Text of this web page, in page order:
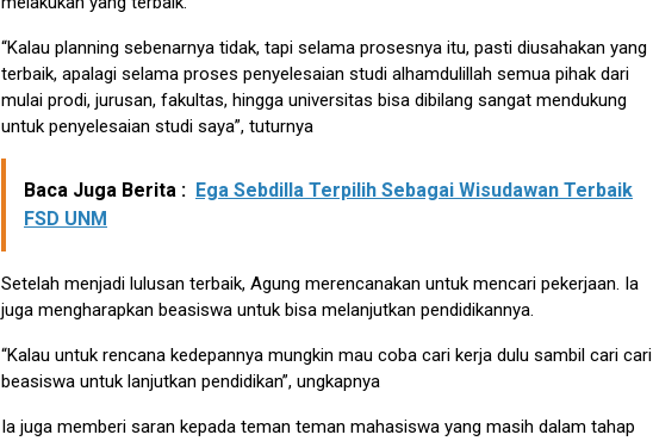
“Kalau planning sebenarnya tidak, tapi selama prosesnya itu, pasti diusahakan yang
terbaik, apalagi selama proses penyelesaian studi alhamdulillah semua pihak dari
mulai prodi, jurusan, fakultas, hingga universitas bisa dibilang sangat mendukung
untuk penyelesaian studi saya”, tuturnya
Baca Juga Berita : Ega Sebdilla Terpilih Sebagai Wisudawan Terbaik
FSD UNM
Setelah menjadi lulusan terbaik, Agung merencanakan untuk mencari pekerjaan. Ia
juga mengharapkan beasiswa untuk bisa melanjutkan pendidikannya.
“Kalau untuk rencana kedepannya mungkin mau coba cari kerja dulu sambil cari cari
beasiswa untuk lanjutkan pendidikan”, ungkapnya
Ia juga memberi saran kepada teman teman mahasiswa yang masih dalam tahap